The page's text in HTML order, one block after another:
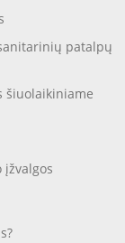
patalpų
šiuolaikiniame
įžvalgos